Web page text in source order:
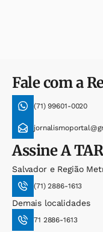
Fale com a
(71) 99601-0020
AssineA
Salvador e Região
(71) 2886-1613
Demais localidades
71 2886-1613